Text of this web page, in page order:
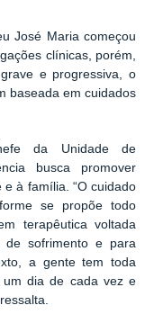
José Maria começou
clínicas, porém,
e progressiva, o
baseada em cuidados
da Unidade de
busca promover
à família. “O cuidado
se propõe todo
terapêutica voltada
sofrimento e para
a gente tem toda
um dia de cada vez e